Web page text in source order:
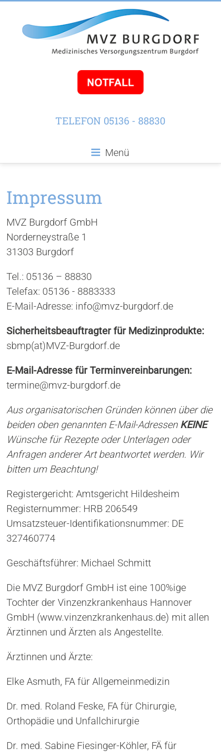
TELEFON 05136 - 88830
Menü
Impressum
MVZ Burgdorf GmbH
Norderneystraße 1
31303 Burgdorf
Tel.: 05136 – 88830
Telefax: 05136 - 8883333
E-Mail-Adresse: info@mvz-burgdorf.de
Sicherheitsbeauftragter für Medizinprodukte:
sbmp(at)MVZ-Burgdorf.de
E-Mail-Adresse für Terminvereinbarungen:
termine@mvz-burgdorf.de
Aus organisatorischen Gründen können über die
beiden oben genannten E-Mail-Adressen KEINE
Wünsche für Rezepte oder Unterlagen oder
Anfragen anderer Art beantwortet werden. Wir
bitten um Beachtung!
Registergericht: Amtsgericht Hildesheim
Registernummer: HRB 206549
Umsatzsteuer-Identifikationsnummer: DE
327460774
Geschäftsführer: Michael Schmitt
Die MVZ Burgdorf GmbH ist eine 100%ige
Tochter der Vinzenzkrankenhaus Hannover
GmbH (www.vinzenzkrankenhaus.de) mit allen
Ärztinnen und Ärzten als Angestellte.
Ärztinnen und Ärzte:
Elke Asmuth, FA für Allgemeinmedizin
Dr. med. Roland Feske, FA für Chirurgie,
Orthopädie und Unfallchirurgie
Dr. med. Sabine Fiesinger-Köhler, FÄ für